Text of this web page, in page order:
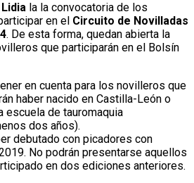
la la convocatoria de los
en el Circuito de Novilladas
. De esta forma, quedan abierta la
que participarán en el Bolsín
en cuenta para los novilleros que
haber nacido en Castilla-León o
escuela de tauromaquia
dos años).
debutado con picadores con
No podrán presentarse aquellos
en dos ediciones anteriores.